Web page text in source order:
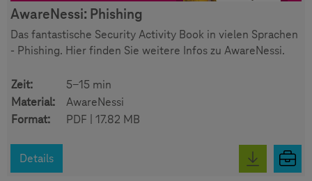
AwareNessi: Phishing
Das fantastische Security Activity Book in vielen Sprachen
- Phishing. Hier finden Sie weitere Infos zu AwareNessi.
Zeit:
5-15 min
Material:
AwareNessi
Format:
PDF | 17.82 MB
Details